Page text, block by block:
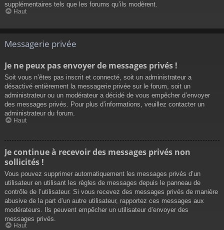
supplémentaires tels que les forums qu’ils modèrent.
Haut
Messagerie privée
Je ne peux pas envoyer de messages privés !
Soit vous n’êtes pas inscrit et connecté, soit un administrateur a
désactivé entièrement la messagerie privée sur le forum, soit un
administrateur ou un modérateur a décidé de vous empêcher d’envoyer
des messages privés. Pour plus d’informations, veuillez contacter un
administrateur du forum.
Haut
Je continue à recevoir des messages privés non
sollicités !
Vous pouvez supprimer automatiquement les messages privés d’un
utilisateur en utilisant les règles de messages depuis le panneau de
contrôle de l’utilisateur. Si vous recevez des messages privés de manière
abusive de la part d’un autre utilisateur, rapportez ces messages aux
modérateurs. Ils peuvent empêcher un utilisateur d’envoyer des
messages privés.
Haut